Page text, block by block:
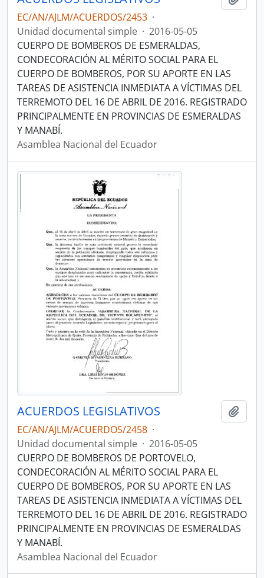
EC/AN/AJLM/ACUERDOS/2453 ·
Unidad documental simple · 2016-05-05
CUERPO DE BOMBEROS DE ESMERALDAS,
CONDECORACIÓN AL MÉRITO SOCIAL PARA EL
CUERPO DE BOMBEROS, POR SU APORTE EN LAS
TAREAS DE ASISTENCIA INMEDIATA A VÍCTIMAS DEL
TERREMOTO DEL 16 DE ABRIL DE 2016. REGISTRADO
PRINCIPALMENTE EN PROVINCIAS DE ESMERALDAS
Y MANABÍ.
Asamblea Nacional del Ecuador
ACUERDOS LEGISLATIVOS
EC/AN/AJLM/ACUERDOS/2458 ·
Unidad documental simple · 2016-05-05
CUERPO DE BOMBEROS DE PORTOVELO,
CONDECORACIÓN AL MÉRITO SOCIAL PARA EL
CUERPO DE BOMBEROS, POR SU APORTE EN LAS
TAREAS DE ASISTENCIA INMEDIATA A VÍCTIMAS DEL
TERREMOTO DEL 16 DE ABRIL DE 2016. REGISTRADO
PRINCIPALMENTE EN PROVINCIAS DE ESMERALDAS
Y MANABÍ.
Asamblea Nacional del Ecuador